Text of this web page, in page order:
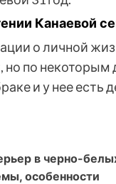
Канаевой
о личной
но по некоторым
и у нее есть
в черно-
особенности